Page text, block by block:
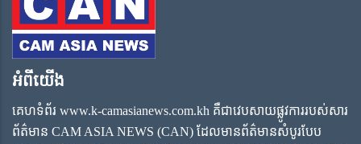
អំពីយើង
គេហទំព័រ www.k-camasianews.com.kh គឺជាវេបសាយផ្លូវការរបស់សារ
ព័ត៌មាន CAM ASIA NEWS (CAN) ដែលមានព័ត៌មានសំបូរបែប